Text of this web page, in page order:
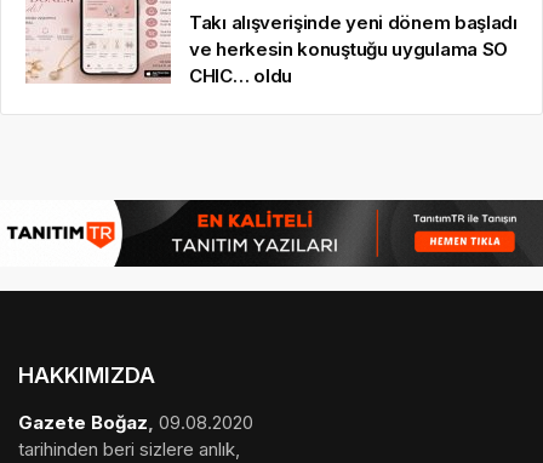
Takı alışverişinde yeni dönem başladı
ve herkesin konuştuğu uygulama SO
CHIC… oldu
HAKKIMIZDA
Gazete Boğaz, 09.08.2020
tarihinden beri sizlere anlık,